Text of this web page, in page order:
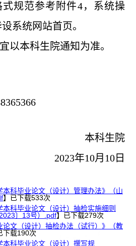
式规范参考附件4，系统操
系统网站首页。
以本科生院通知为准。
本科生院
2023年10月10日
本科毕业论文（设计）管理办法》（山
】已下载533次
本科毕业论文（设计）抽检实施细则
〕13号）.pdf】已下载279次
论文（设计）抽检办法（试行）》（教
下载190次
本科毕业论文（设计）撰写规